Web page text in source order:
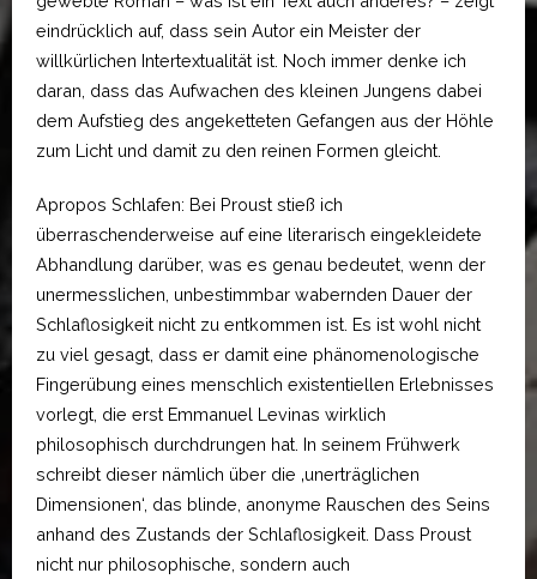
eindrücklich auf, dass sein Autor ein Meister der
willkürlichen Intertextualität ist. Noch immer denke ich
daran, dass das Aufwachen des kleinen Jungens dabei
dem Aufstieg des angeketteten Gefangen aus der Höhle
zum Licht und damit zu den reinen Formen gleicht.
Apropos Schlafen: Bei Proust stieß ich
überraschenderweise auf eine literarisch eingekleidete
Abhandlung darüber, was es genau bedeutet, wenn der
unermesslichen, unbestimmbar wabernden Dauer der
Schlaflosigkeit nicht zu entkommen ist. Es ist wohl nicht
zu viel gesagt, dass er damit eine phänomenologische
Fingerübung eines menschlich existentiellen Erlebnisses
vorlegt, die erst Emmanuel Levinas wirklich
philosophisch durchdrungen hat. In seinem Frühwerk
schreibt dieser nämlich über die ‚unerträglichen
Dimensionen‘, das blinde, anonyme Rauschen des Seins
anhand des Zustands der Schlaflosigkeit. Dass Proust
nicht nur philosophische, sondern auch